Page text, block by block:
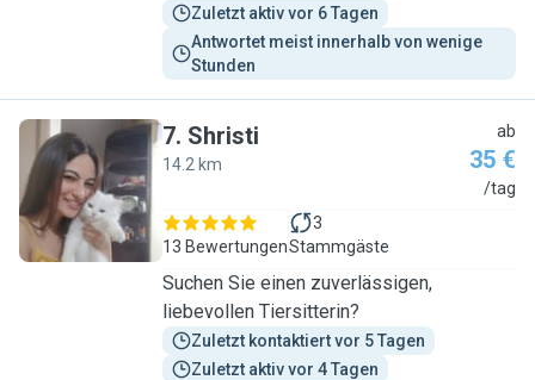
Zuletzt aktiv vor 6 Tagen
Antwortet meist innerhalb von wenige
Stunden
S
7. Shristi
14.2 km
ab
35 €
/tag
13 Bewertungen
3
Stammgäste
Suchen Sie einen zuverlässigen,
liebevollen Tiersitterin?
Zuletzt kontaktiert vor 5 Tagen
Zuletzt aktiv vor 4 Tagen